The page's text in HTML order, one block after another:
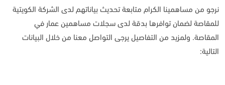
نرجو من مساهمينا الكرام متابعة تحديث بياناتهم لدى الشركة الكويتية
للمقاصة لضمان توافرها بدقة لدى سجلات مساهمين عمار في
المقاصة. ولمزيد من التفاصيل يرجى التواصل معنا من خلال البيانات
التالية: